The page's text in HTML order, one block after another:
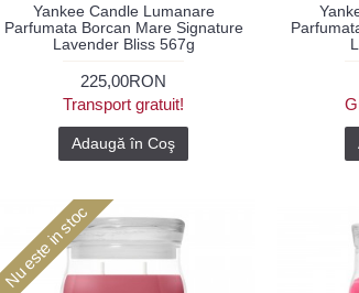
Yankee Candle Lumanare
Parfumata Borcan Mare Signature
Lavender Bliss 567g
225,00RON
Transport gratuit!
Adaugă în Coş
Nu este in stoc